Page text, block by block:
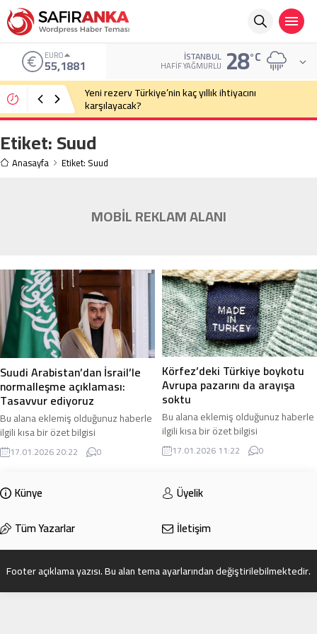
EURO
55,1881 İSTANBUL
HAFIF YAĞMURLU 28°C
Yeni rezerv Türkiye’nin kaç yıllık ihtiyacını
karşılayacak?
Etiket:Suud
Anasayfa Etiket: Suud
MOBİL REKLAM ALANI
Suudi Arabistan’dan İsrail’le
normalleşme açıklaması:
Tasavvur ediyoruz
Bu alana eklemiş olduğunuz haberle
ilgili kısa bir özet bilgisi
ekleyebilirsiniz. Bu metin yazı
düzenleme sayfasında “Özet”
eklenmişse başlık altında kalın
olarak bu şekilde gösterilir,
17.01.2026 20:22 0
Körfez’deki Türkiye boykotu
Avrupa pazarını da arayışa
soktu
Bu alana eklemiş olduğunuz haberle
ilgili kısa bir özet bilgisi
ekleyebilirsiniz. Bu metin yazı
düzenleme sayfasında “Özet”
eklenmişse başlık altında kalın
olarak bu şekilde gösterilir,
17.01.2026 11:22 0
Künye
Üyelik
Tüm Yazarlar
İletişim
Footer açıklama yazısı. Bu alan tema ayarlarından değiştirilebilmektedir.